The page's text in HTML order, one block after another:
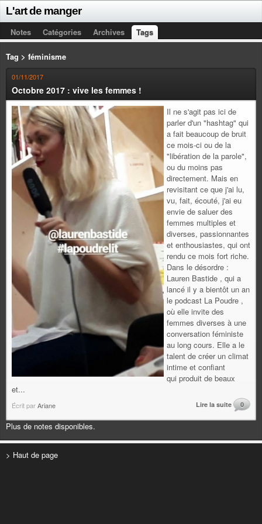
L'art de manger
Notes Catégories Archives Tags
Tag > féminisme
01/11/2017
Octobre 2017 : vive les femmes !
Il ne s'agit pas ici de
parler d'un "hashtag" qui
a fait beaucoup de bruit
ce mois-ci ou de la
"libération de la parole",
ou du moins pas
directement. Mais en
revisitant ce que j'ai lu,
vu, fait, écouté, j'ai eu
envie de saluer des
femmes multiples et
diverses, passionnantes
et enthousiastes, qui ont
rendu ce mois fort riche.
Dans le désordre :
Lauren Bastide , qui a
lancé il y a bientôt un an
le podcast La Poudre ,
où elle invite des
femmes diverses à une
conversation féministe
au long cours. Elle a le
talent de créer un climat
intime et confiant
qui produit de beaux
et...
Écrit parAriane Lire la suite 0
Plus de notes disponibles.
> Haut de page